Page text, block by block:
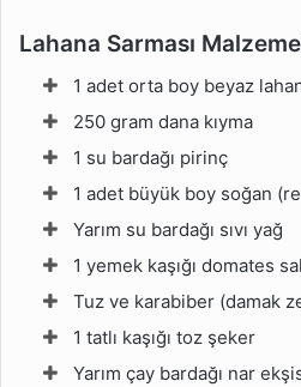
Lahana Sarması
1 adet orta boy beyaz
250 gram dana kıyma
1 su bardağı pirinç
1 adet büyük boy soğan
Yarım su bardağı sıvı yağ
1 yemek kaşığı domates
Tuz ve karabiber (damak
1 tatlı kaşığı toz şeker
Yarım çay bardağı nar